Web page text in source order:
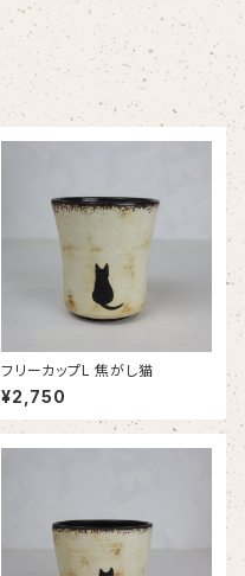
フリーカップL 焦がし猫
¥2,750